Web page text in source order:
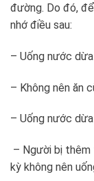
đường. Do đó,
nhớ điều sau:
– Uống nước
– Không nên ăn
– Uống nước
– Người bị thêm
kỳ không nên